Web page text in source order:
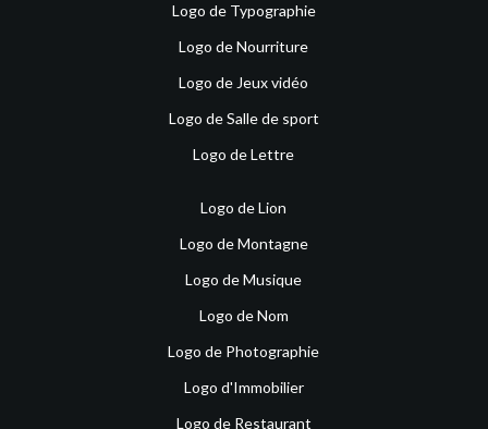
Logo de Typographie
Logo de Nourriture
Logo de Jeux vidéo
Logo de Salle de sport
Logo de Lettre
Logo de Lion
Logo de Montagne
Logo de Musique
Logo de Nom
Logo de Photographie
Logo d'Immobilier
Logo de Restaurant